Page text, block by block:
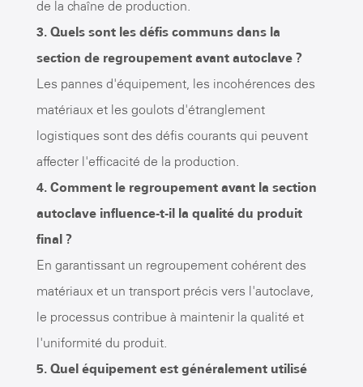
de la chaîne de production.
3. Quels sont les défis communs dans la
section de regroupement avant autoclave ?
Les pannes d'équipement, les incohérences des
matériaux et les goulots d'étranglement
logistiques sont des défis courants qui peuvent
affecter l'efficacité de la production.
4. Comment le regroupement avant la section
autoclave influence-t-il la qualité du produit
final ?
En garantissant un regroupement cohérent des
matériaux et un transport précis vers l'autoclave,
le processus contribue à maintenir la qualité et
l'uniformité du produit.
5. Quel équipement est généralement utilisé